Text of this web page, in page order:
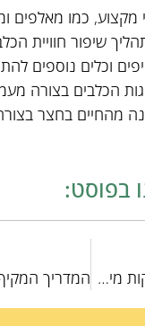
כמו מאלפים
שיפור חוויית
וכלים נוספים
הכלבים בצורה
מהחיים בחצר
בפוסט:
המדריך המלא לבדיקות מים: שלב אחר שלב